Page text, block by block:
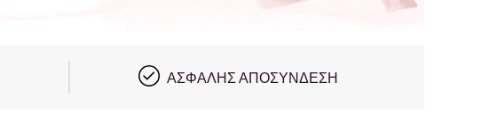
ΑΣΦΑΛΉΣ ΑΠΟΣΎΝΔΕΣΗ